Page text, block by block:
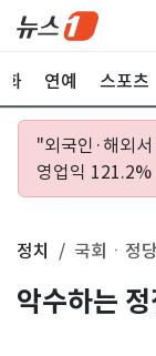
화 연예 스포츠
"외국인·해외
영업익
정치 국회ㆍ정당
악수하는